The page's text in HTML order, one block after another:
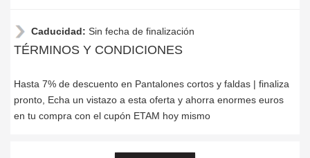
Caducidad: Sin fecha de finalización
TÉRMINOS Y CONDICIONES
Hasta 7% de descuento en Pantalones cortos y faldas | finaliza
pronto, Echa un vistazo a esta oferta y ahorra enormes euros
en tu compra con el cupón ETAM hoy mismo